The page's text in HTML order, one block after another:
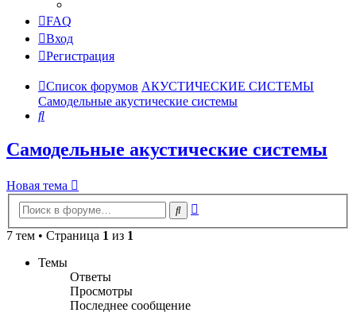
FAQ
Вход
Регистрация
Список форумов АКУСТИЧЕСКИЕ СИСТЕМЫ
Самодельные акустические системы
Поиск
Самодельные акустические системы
Новая тема
Поиск
7 тем • Страница 1 из 1
Темы
Ответы
Просмотры
Последнее сообщение